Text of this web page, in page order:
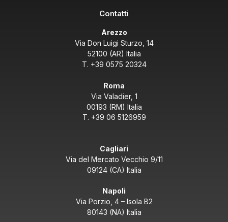
Contatti
Arezzo
Via Don Luigi Sturzo, 14
52100 (AR) Italia
T. +39 0575 20324
Roma
Via Valadier, 1
00193 (RM) Italia
T. +39 06 5126959
Cagliari
Via del Mercato Vecchio 9/11
09124 (CA) Italia
Napoli
Via Porzio, 4 – Isola B2
80143 (NA) Italia